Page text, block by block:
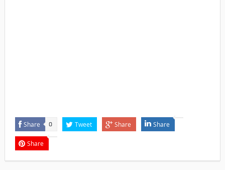
Share 0 Tweet Share Share
Share